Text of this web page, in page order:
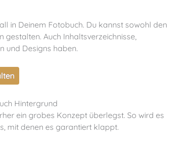
in Deinem Fotobuch. Du kannst sowohl den
gestalten. Auch Inhaltsverzeichnisse,
und Designs haben.
Hintergrund
mit denen es garantiert klappt.